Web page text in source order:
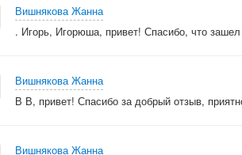
Вишнякова Жанна
. Игорь, Игорюша, привет! Спасибо, что
Вишнякова Жанна
В В, привет! Спасибо за добрый отзыв,
Вишнякова Жанна